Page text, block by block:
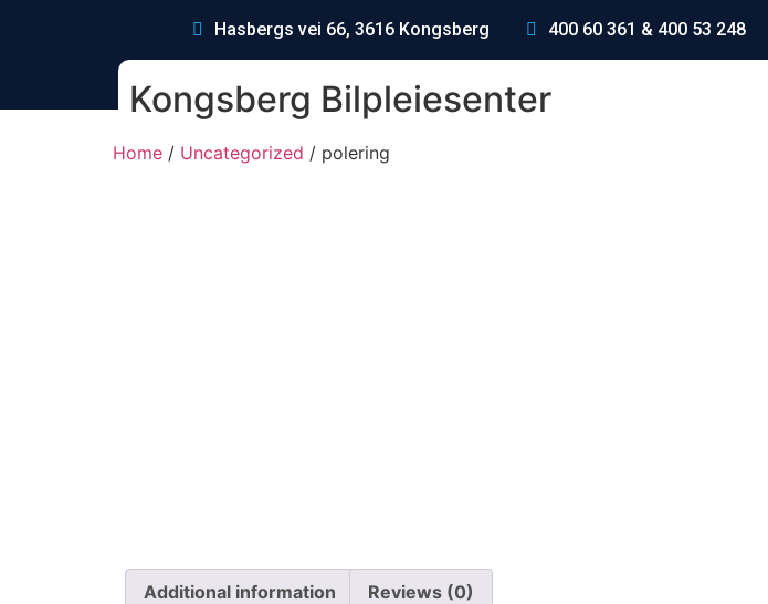
Hasbergs vei 66, 3616 Kongsberg 400 60 361 & 400 53 248
Kongsberg Bilpleiesenter
Home / Uncategorized / polering
Additional information Reviews (0)